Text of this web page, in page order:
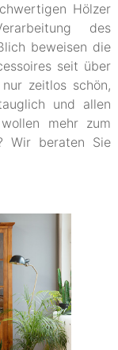
Hölzer
des
beweisen die
seit über
zeitlos schön,
und allen
mehr zum
Wir beraten Sie